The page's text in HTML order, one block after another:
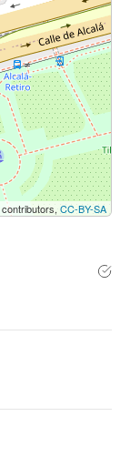
contributors, CC-BY-SA